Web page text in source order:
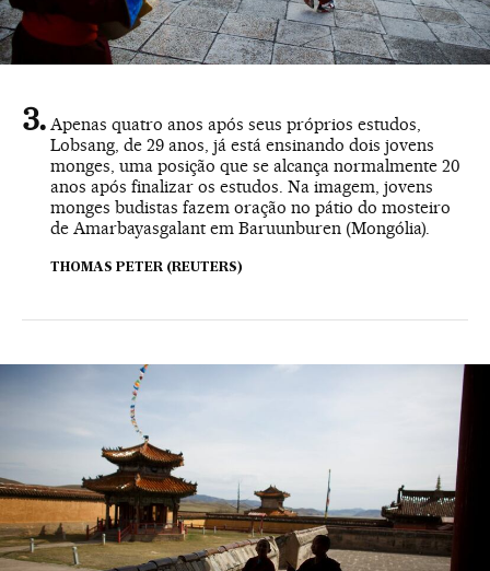
Apenas quatro anos após seus próprios estudos,
Lobsang, de 29 anos, já está ensinando dois jovens
monges, uma posição que se alcança normalmente 20
anos após finalizar os estudos. Na imagem, jovens
monges budistas fazem oração no pátio do mosteiro
de Amarbayasgalant em Baruunburen (Mongólia).
THOMAS PETER (REUTERS)